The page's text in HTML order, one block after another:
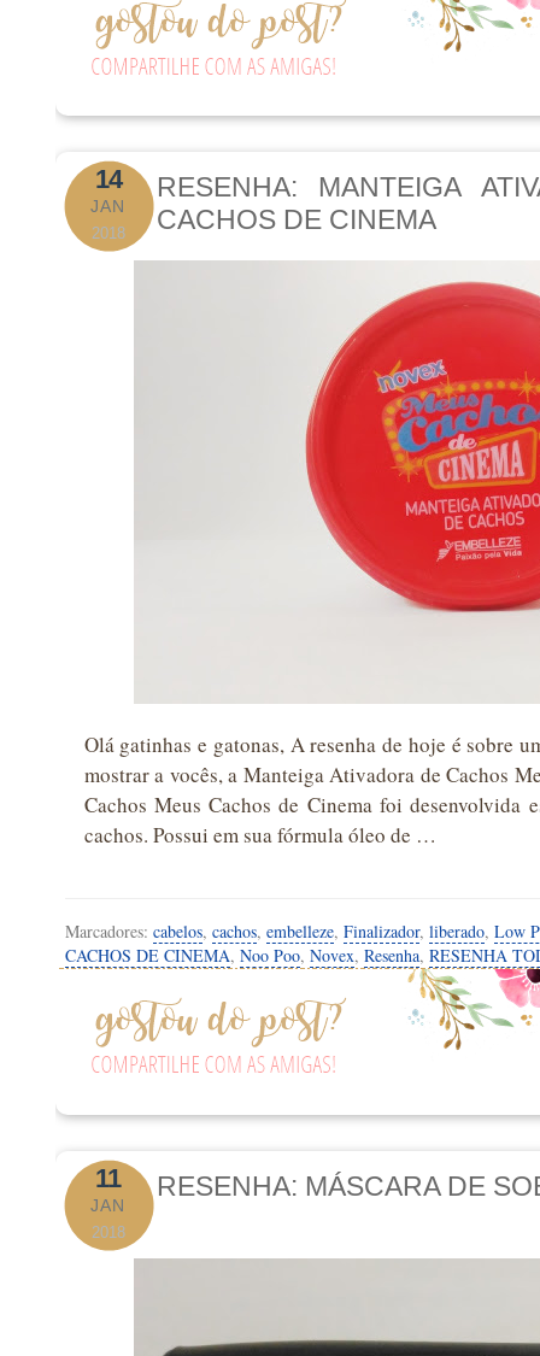
14
JAN
2018
RESENHA: MANTEIGA
CACHOS DE CINEMA
Olá gatinhas e gatonas, A resenha de hoje é sobre
mostrar a vocês, a Manteiga Ativadora de Cachos
Cachos Meus Cachos de Cinema foi desenvolvida
cachos. Possui em sua fórmula óleo de …
Marcadores: cabelos, cachos, embelleze, Finalizador, liberado, Low
CACHOS DE CINEMA, Noo Poo, Novex, Resenha, RESENHA
11
JAN
2018
RESENHA: MÁSCARA DE